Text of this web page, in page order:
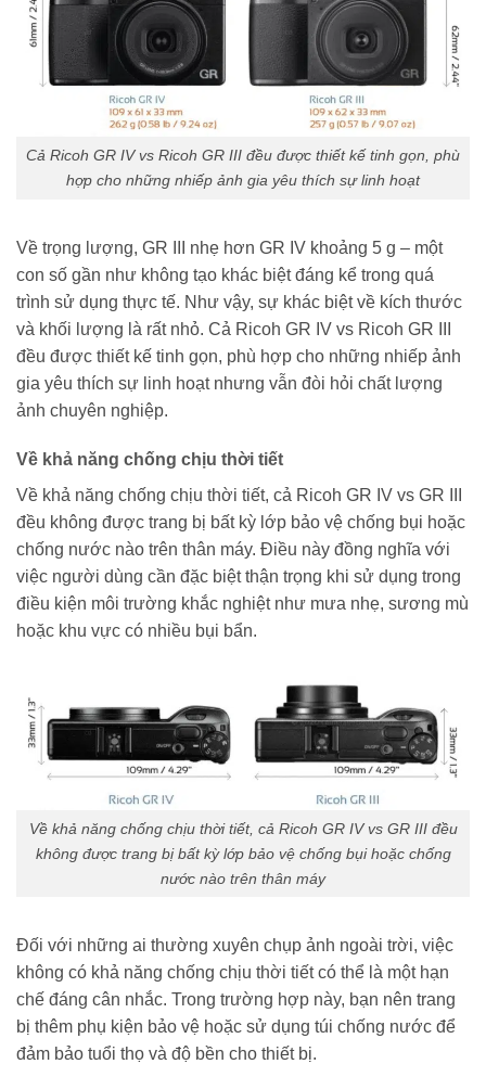
Cả Ricoh GR IV vs Ricoh GR III đều được thiết kế tinh gọn, phù
hợp cho những nhiếp ảnh gia yêu thích sự linh hoạt
Về trọng lượng, GR III nhẹ hơn GR IV khoảng 5 g – một
con số gần như không tạo khác biệt đáng kể trong quá
trình sử dụng thực tế. Như vậy, sự khác biệt về kích thước
và khối lượng là rất nhỏ. Cả Ricoh GR IV vs Ricoh GR III
đều được thiết kế tinh gọn, phù hợp cho những nhiếp ảnh
gia yêu thích sự linh hoạt nhưng vẫn đòi hỏi chất lượng
ảnh chuyên nghiệp.
Về khả năng chống chịu thời tiết
Về khả năng chống chịu thời tiết, cả Ricoh GR IV vs GR III
đều không được trang bị bất kỳ lớp bảo vệ chống bụi hoặc
chống nước nào trên thân máy. Điều này đồng nghĩa với
việc người dùng cần đặc biệt thận trọng khi sử dụng trong
điều kiện môi trường khắc nghiệt như mưa nhẹ, sương mù
hoặc khu vực có nhiều bụi bẩn.
Về khả năng chống chịu thời tiết, cả Ricoh GR IV vs GR III đều
không được trang bị bất kỳ lớp bảo vệ chống bụi hoặc chống
nước nào trên thân máy
Đối với những ai thường xuyên chụp ảnh ngoài trời, việc
không có khả năng chống chịu thời tiết có thể là một hạn
chế đáng cân nhắc. Trong trường hợp này, bạn nên trang
bị thêm phụ kiện bảo vệ hoặc sử dụng túi chống nước để
đảm bảo tuổi thọ và độ bền cho thiết bị.